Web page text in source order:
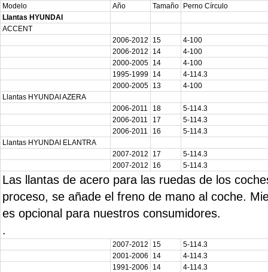
Modelo Año Tamaño
Perno Círculo
Llantas HYUNDAI
ACCENT
2006-2012
15
4-100
2006-2012
14
4-100
2000-2005 14
4-100
1995-1999 14
4-114.3
2000-2005 13
4-100
Llantas HYUNDAI AZERA
2006-2011
18
5-114.3
2006-2011
17
5-114.3
2006-2011
16
5-114.3
Llantas HYUNDAI ELANTRA
2007-2012
17
5-114.3
2007-2012
16 5-114.3
Las llantas de acero para las ruedas de los
proceso, se añade el freno de mano al coche.
es opcional para nuestros consumidores.
.
2007-2012 15
5-114.3
2001-2006
14
4-114.3
1991-2006
14
4-114.3